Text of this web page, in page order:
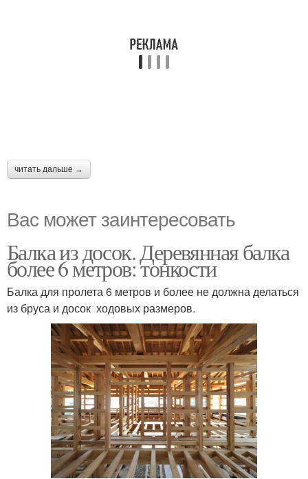
читать дальше →
Вас может заинтересовать
Балка из досок. Деревянная балка
более 6 метров: тонкости
Балка для пролета 6 метров и более не должна делаться
из бруса и досок ходовых размеров.